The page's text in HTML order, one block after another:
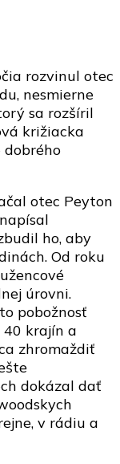
rozvinul otec
nesmierne
sa rozšíril
križiacka
dobrého
otec Peyton
ho, aby
Od roku
úrovni.
pobožnosť
40 krajín a
zhromaždiť
dokázal dať
v rádiu a